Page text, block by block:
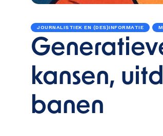
JOURNALISTIEK EN (DES)INFORMATIE
kansen,
banen